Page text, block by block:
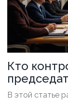
Кто
В этой статье